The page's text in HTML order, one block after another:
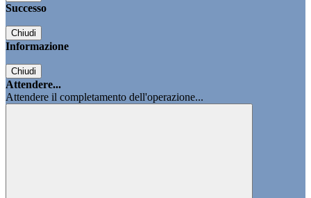
Successo
Chiudi
Informazione
Chiudi
Attendere...
Attendere il completamento dell'operazione...